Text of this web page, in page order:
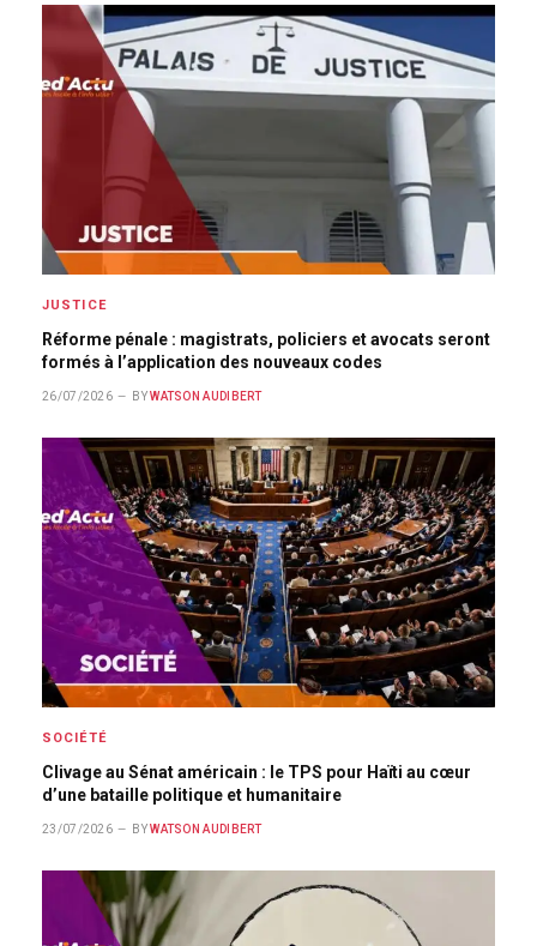
JUSTICE
Réforme pénale : magistrats, policiers et avocats seront
formés à l’application des nouveaux codes
26/07/2026 BY WATSON AUDIBERT
SOCIÉTÉ
Clivage au Sénat américain : le TPS pour Haïti au cœur
d’une bataille politique et humanitaire
23/07/2026 BY WATSON AUDIBERT